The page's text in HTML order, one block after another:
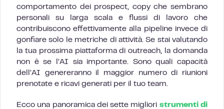
comportamento dei prospect, copy che sembrano
personali su larga scala e flussi di lavoro che
contribuiscono effettivamente alla pipeline invece di
gonfiare solo le metriche di attività. Se stai valutando
la tua prossima piattaforma di outreach, la domanda
non è se l’AI sia importante. Sono quali capacità
dell’AI genereranno il maggior numero di riunioni
prenotate e ricavi generati per il tuo team.
Ecco una panoramica dei sette migliori strumenti di